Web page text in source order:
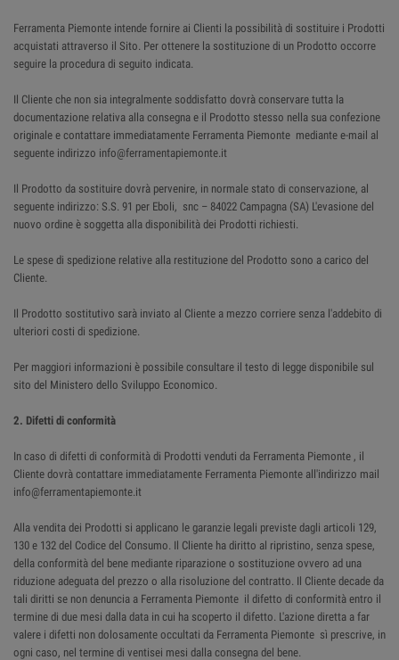
Ferramenta Piemonte intende fornire ai Clienti la possibilità di sostituire i Prodotti
acquistati attraverso il Sito. Per ottenere la sostituzione di un Prodotto occorre
seguire la procedura di seguito indicata.
Il Cliente che non sia integralmente soddisfatto dovrà conservare tutta la
documentazione relativa alla consegna e il Prodotto stesso nella sua confezione
originale e contattare immediatamente Ferramenta Piemonte mediante e-mail al
seguente indirizzo info@ferramentapiemonte.it
Il Prodotto da sostituire dovrà pervenire, in normale stato di conservazione, al
seguente indirizzo: S.S. 91 per Eboli, snc – 84022 Campagna (SA) L'evasione del
nuovo ordine è soggetta alla disponibilità dei Prodotti richiesti.
Le spese di spedizione relative alla restituzione del Prodotto sono a carico del
Cliente.
Il Prodotto sostitutivo sarà inviato al Cliente a mezzo corriere senza l'addebito di
ulteriori costi di spedizione.
Per maggiori informazioni è possibile consultare il testo di legge disponibile sul
sito del Ministero dello Sviluppo Economico.
2. Difetti di conformità
In caso di difetti di conformità di Prodotti venduti da Ferramenta Piemonte , il
Cliente dovrà contattare immediatamente Ferramenta Piemonte all'indirizzo mail
info@ferramentapiemonte.it
Alla vendita dei Prodotti si applicano le garanzie legali previste dagli articoli 129,
130 e 132 del Codice del Consumo. Il Cliente ha diritto al ripristino, senza spese,
della conformità del bene mediante riparazione o sostituzione ovvero ad una
riduzione adeguata del prezzo o alla risoluzione del contratto. Il Cliente decade da
tali diritti se non denuncia a Ferramenta Piemonte il difetto di conformità entro il
termine di due mesi dalla data in cui ha scoperto il difetto. L'azione diretta a far
valere i difetti non dolosamente occultati da Ferramenta Piemonte sì prescrive, in
ogni caso, nel termine di ventisei mesi dalla consegna del bene.